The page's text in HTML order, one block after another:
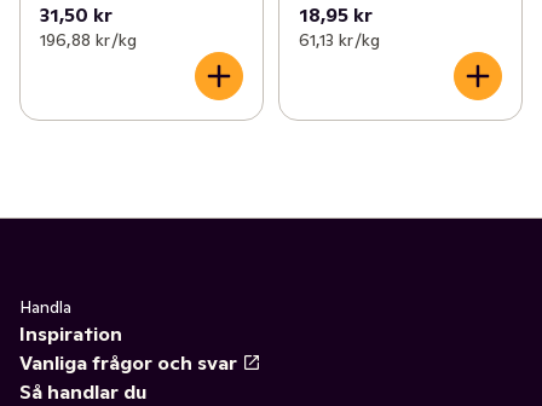
31,50 kr
196,88 kr /kg
18,95 kr
61,13 kr /kg
Handla
Inspiration
Vanliga frågor och svar
Så handlar du